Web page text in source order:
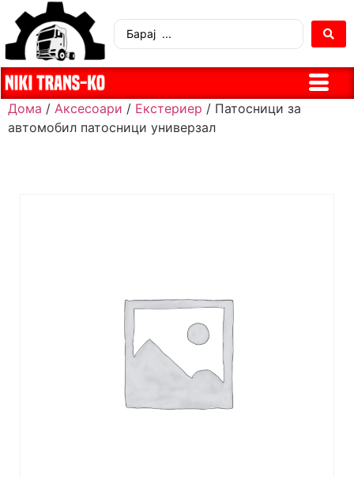
Дома / Аксесоари / Екстериер / Патосници за
автомобил патосници универзал